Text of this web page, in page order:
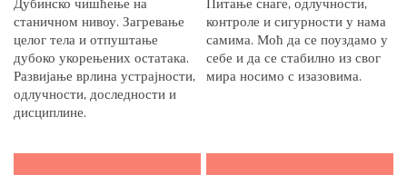
Дубинско чишћење на
станичном нивоу. Загревање
целог тела и отпуштање
дубоко укорењених остатака.
Развијање врлина устрајности,
одлучности, доследности и
дисциплине.
Питање снаге, одлучности,
контроле и сигурности у нама
самима. Моћ да се поуздамо у
себе и да се стабилно из свог
мира носимо с изазовима.